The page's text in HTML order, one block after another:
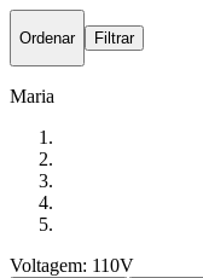
Ordenar Filtrar
Maria
Voltagem: 110V